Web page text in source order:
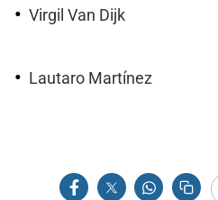
Virgil Van Dijk
Lautaro Martínez